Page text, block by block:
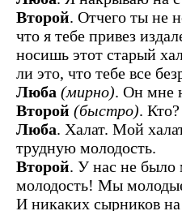
Второй. Отчего ты не
что я тебе привез
носишь этот старый
ли это, что тебе все
Люба (мирно). Он мне
Второй (быстро). Кто?
Люба. Халат. Мой
трудную молодость.
Второй. У нас не было
молодость! Мы
И никаких сырников